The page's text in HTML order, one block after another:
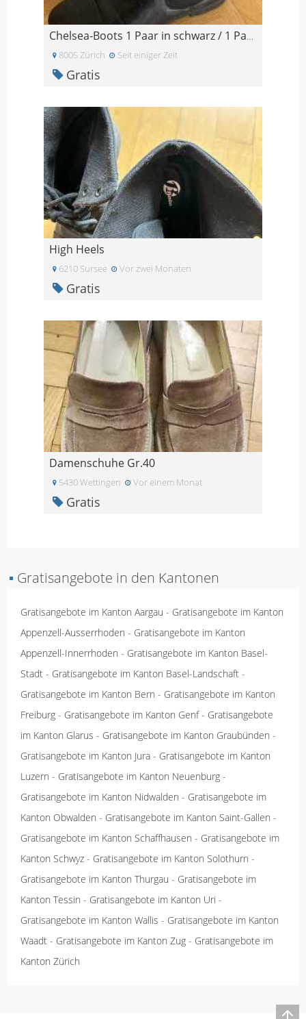
Chelsea-Boots 1 Paar in schwarz / 1 Paar in braun
8005 Zürich Seit einiger Zeit
Gratis
High Heels
6210 Sursee Vor zwei Monaten
Gratis
Damenschuhe Gr.40
5430 Wettingen Vor einem Monat
Gratis
▪ Gratisangebote in den Kantonen
Gratisangebote im Kanton Aargau - Gratisangebote im Kanton
Appenzell-Ausserrhoden - Gratisangebote im Kanton
Appenzell-Innerrhoden - Gratisangebote im Kanton Basel-
Stadt - Gratisangebote im Kanton Basel-Landschaft -
Gratisangebote im Kanton Bern - Gratisangebote im Kanton
Freiburg - Gratisangebote im Kanton Genf- Gratisangebote
im Kanton Glarus - Gratisangebote im Kanton Graubünden -
Gratisangebote im Kanton Jura - Gratisangebote im Kanton
Luzern - Gratisangebote im Kanton Neuenburg -
Gratisangebote im Kanton Nidwalden - Gratisangebote im
Kanton Obwalden - Gratisangebote im Kanton Saint-Gallen -
Gratisangebote im Kanton Schaffhausen - Gratisangebote im
Kanton Schwyz - Gratisangebote im Kanton Solothurn -
Gratisangebote im Kanton Thurgau - Gratisangebote im
Kanton Tessin - Gratisangebote im Kanton Uri -
Gratisangebote im Kanton Wallis - Gratisangebote im Kanton
Waadt - Gratisangebote im Kanton Zug - Gratisangebote im
Kanton Zürich